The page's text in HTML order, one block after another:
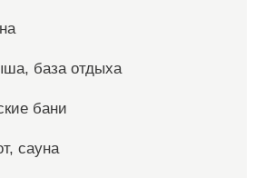
база отдыха
бани
сауна